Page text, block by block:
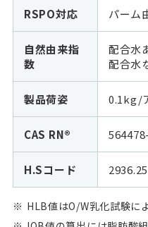
RSPO対応 パーム
自然由来指
数
配合水
配合水
製品荷姿 0.1kg/
CAS RN®
H.Sコード 2936.25
HLB値はO/W乳化試験に